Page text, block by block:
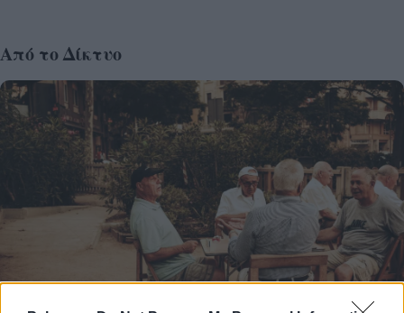
Από το Δίκτυο